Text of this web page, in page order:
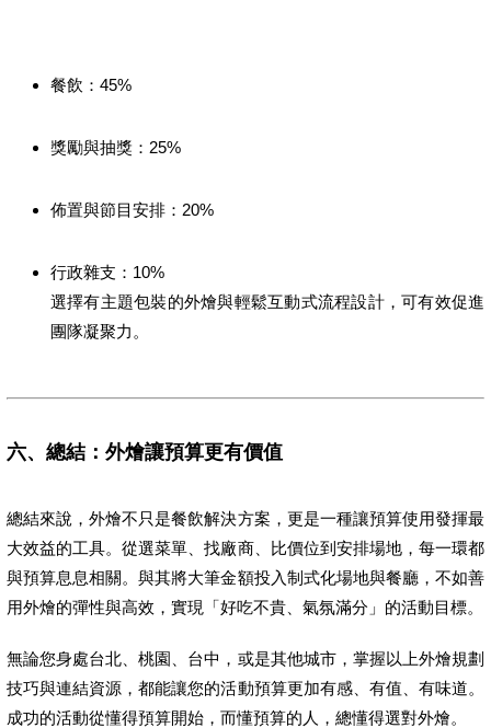
餐飲：45%
獎勵與抽獎：25%
佈置與節目安排：20%
行政雜支：10%
選擇有主題包裝的外燴與輕鬆互動式流程設計，可有效促進
團隊凝聚力。
六、總結：外燴讓預算更有價值
總結來說，外燴不只是餐飲解決方案，更是一種讓預算使用發揮最
大效益的工具。從選菜單、找廠商、比價位到安排場地，每一環都
與預算息息相關。與其將大筆金額投入制式化場地與餐廳，不如善
用外燴的彈性與高效，實現「好吃不貴、氣氛滿分」的活動目標。
無論您身處台北、桃園、台中，或是其他城市，掌握以上外燴規劃
技巧與連結資源，都能讓您的活動預算更加有感、有值、有味道。
成功的活動從懂得預算開始，而懂預算的人，總懂得選對外燴。